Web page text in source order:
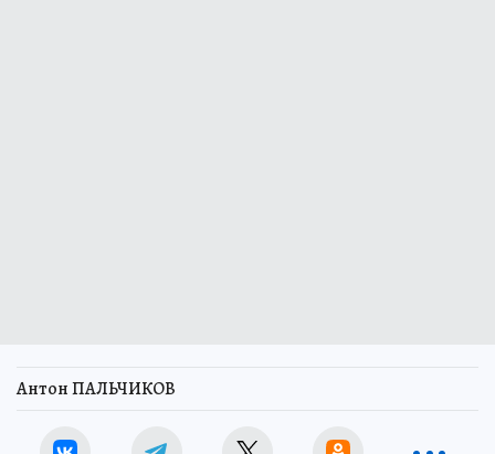
Антон ПАЛЬЧИКОВ